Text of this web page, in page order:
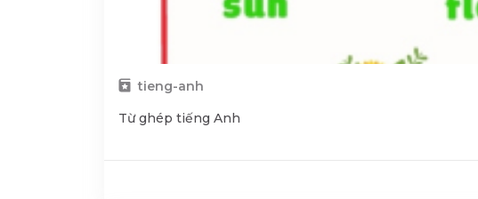
tieng-anh
Từ ghép tiếng Anh